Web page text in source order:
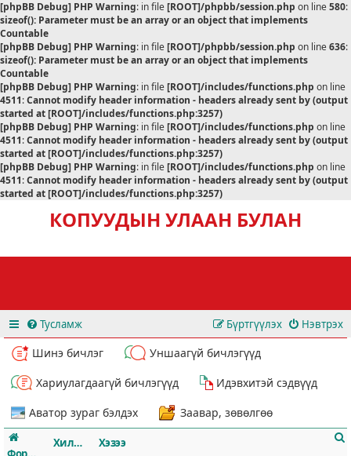
[phpBB Debug] PHP Warning: in file[ROOT]/phpbb/session.php on line580:
sizeof(): Parameter must be an array or an object that implements
Countable
[phpBB Debug] PHP Warning: in file[ROOT]/phpbb/session.php on line636:
sizeof(): Parameter must be an array or an object that implements
Countable
[phpBB Debug] PHP Warning: in file[ROOT]/includes/functions.php on line
4511:Cannot modify header information - headers already sent by (output
started at [ROOT]/includes/functions.php:3257)
[phpBB Debug] PHP Warning: in file[ROOT]/includes/functions.php on line
4511:Cannot modify header information - headers already sent by (output
started at [ROOT]/includes/functions.php:3257)
[phpBB Debug] PHP Warning: in file[ROOT]/includes/functions.php on line
4511:Cannot modify header information - headers already sent by (output
started at [ROOT]/includes/functions.php:3257)
КОПУУДЫН УЛААН БУЛАН
Тусламж Нэвтрэх
Бүртгүүлэх
Шинэ бичлэг
Уншаагүй бичлэгүүд
Хариулагдаагүй бичлэгүүд
Идэвхитэй сэдвүүд
Аватор зураг бэлдэх
Заавар, зөвөлгөө
Хилссборогийн
Хэзээ